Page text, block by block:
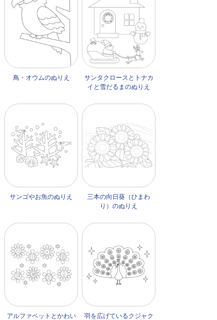
鳥・オウムのぬりえ
サンタクロースとトナカ
イと雪だるまのぬりえ
サンゴやお魚のぬりえ
三本の向日葵（ひまわ
り）のぬりえ
アルファベットとかわい
羽を広げているクジャク